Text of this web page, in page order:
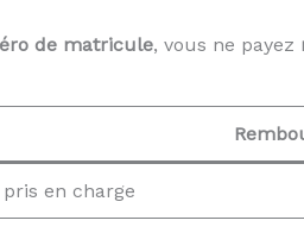
de matricule, vous ne payez
en charge